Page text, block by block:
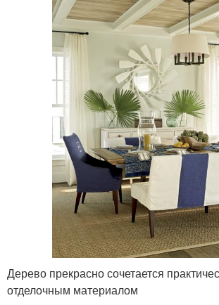
Дерево прекрасно сочетается
отделочным материалом